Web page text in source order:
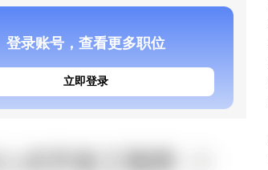
登录账号，查看更多职位
立即登录